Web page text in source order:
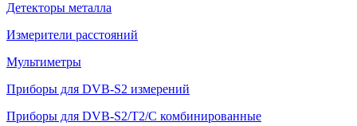
Детекторы металла
Измерители расстояний
Мультиметры
Приборы для DVB-S2 измерений
Приборы для DVB-S2/T2/C комбинированные